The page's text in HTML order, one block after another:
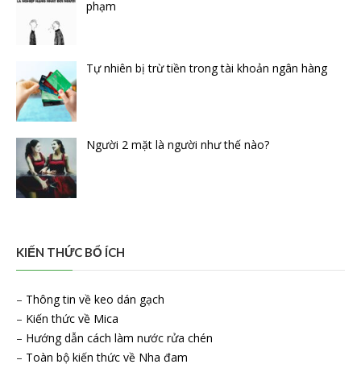
phạm
Tự nhiên bị trừ tiền trong tài khoản ngân hàng
Người 2 mặt là người như thế nào?
KIẾN THỨC BỔ ÍCH
– Thông tin về keo dán gạch
– Kiến thức về Mica
– Hướng dẫn cách làm nước rửa chén
– Toàn bộ kiến thức về Nha đam